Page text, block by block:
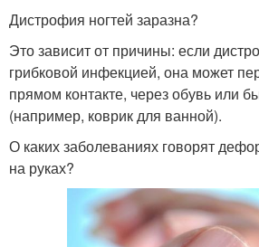
Дистрофия ногтей заразна?
Это зависит от причины: если
грибковой инфекцией, она может
прямом контакте, через обувь или
(например, коврик для ванной).
О каких заболеваниях говорят
на руках?